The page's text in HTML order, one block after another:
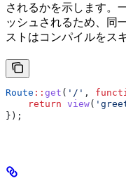
されるかを示します。
ッシュされるため、同
ストはコンパイルをス
Route :: get ( '/' ,
    return
view(
});